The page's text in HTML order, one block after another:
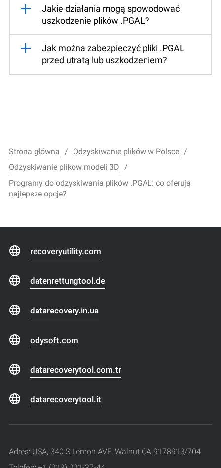
Jakie działania mogą spowodować
uszkodzenie plików .PGAL?
Jak można zabezpieczyć pliki .PGAL
przed utratą lub uszkodzeniem?
Strona główna
Odzyskiwanie plików w Polsce
Odzyskiwanie plików modeli 3D
Programy do odzyskiwania plików .PGAL: co oferują
najlepsze opcje?
recoveryutility.com
datenrettungtool.de
datarecovery.in.ua
odysoft.com
datarecoverytool.com.tr
datarecoverytool.it
Adres: USA, 340 S Lemon AVE, Walnut CA 9178913/704